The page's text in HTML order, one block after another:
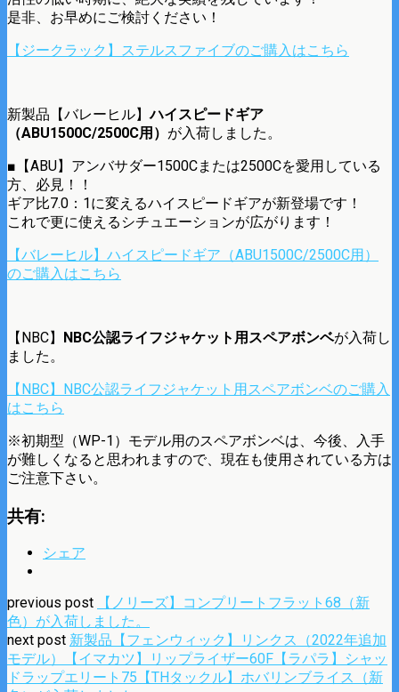
是非、お早めにご検討ください！
【ジークラック】ステルスファイブのご購入はこちら
新製品【バレーヒル】ハイスピードギア
（ABU1500C/2500C用） が入荷しました。
■【ABU】アンバサダー1500Cまたは2500Cを愛用している
方、必見！！
ギア比7.0：1に変えるハイスピードギアが新登場です！
これで更に使えるシチュエーションが広がります！
【バレーヒル】ハイスピードギア（ABU1500C/2500C用）
のご購入はこちら
【NBC】 NBC公認ライフジャケット用スペアボンベが入荷し
ました。
【NBC】NBC公認ライフジャケット用スペアボンベのご購入
はこちら
※初期型（WP-1）モデル用のスペアボンベは、今後、入手
が難しくなると思われますので、現在も使用されている方は
ご注意下さい。
共有:
シェア
previous post
【ノリーズ】コンプリートフラット68（新
色）が入荷しました。
next post 新製品【フェンウィック】リンクス（2022年追加
モデル）【イマカツ】リップライザー60F【ラパラ】シャッ
ドラップエリート75【THタックル】ホバリンブライス（新